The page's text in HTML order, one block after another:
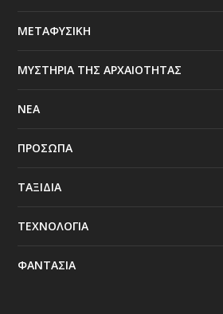
ΜΕΤΑΦΥΣΙΚΗ
ΜΥΣΤΗΡΙΑ ΤΗΣ ΑΡΧΑΙΟΤΗΤΑΣ
ΝΕΑ
ΠΡΟΣΩΠΑ
ΤΑΞΙΔΙΑ
ΤΕΧΝΟΛΟΓΙΑ
ΦΑΝΤΑΣΙΑ